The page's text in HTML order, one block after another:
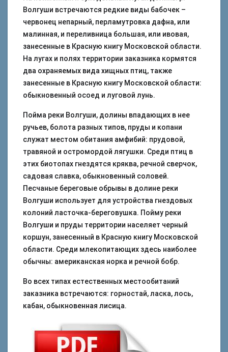
Волгуши встречаются редкие виды бабочек –
червонец непарный, перламутровка дафна, или
малинная, и переливница большая, или ивовая,
занесенные в Красную книгу Московской области.
На лугах и полях территории заказника кормятся
два охраняемых вида хищных птиц, также
занесенные в Красную книгу Московской области:
обыкновенный осоед и луговой лунь.
Пойма реки Волгуши, долины впадающих в нее
ручьев, болота разных типов, пруды и копани
служат местом обитания амфибий: прудовой,
травяной и остромордой лягушки. Среди птиц в
этих биотопах гнездятся кряква, речной сверчок,
садовая славка, обыкновенный соловей.
Песчаные береговые обрывы в долине реки
Волгуши использует для устройства гнездовых
колоний ласточка-береговушка. Пойму реки
Волгуши и пруды территории населяет черный
коршун, занесенный в Красную книгу Московской
области. Среди млекопитающих здесь наиболее
обычны: американская норка и речной бобр.
Во всех типах естественных местообитаний
заказника встречаются: горностай, ласка, лось,
кабан, обыкновенная лисица.